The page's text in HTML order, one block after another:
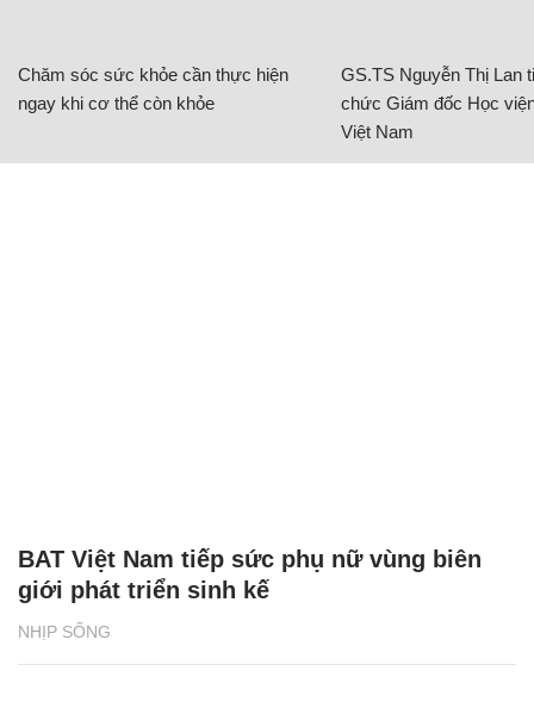
Chăm sóc sức khỏe cần thực hiện
ngay khi cơ thể còn khỏe
GS.TS Nguyễn Thị Lan
chức Giám đốc Học
Việt Nam
NHỊP SỐNG
BAT Việt Nam tiếp sức phụ nữ vùng biên
giới phát triển sinh kế